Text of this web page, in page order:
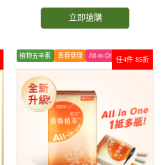
立即搶購
任4件 85折
植物五辛素 青春健康 All-in-One